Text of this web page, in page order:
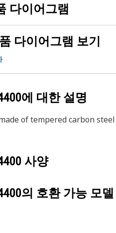
다이어그램
다이어그램 보기
에 대한 설명
of tempered carbon steel
사양
의 호환 가능 모델